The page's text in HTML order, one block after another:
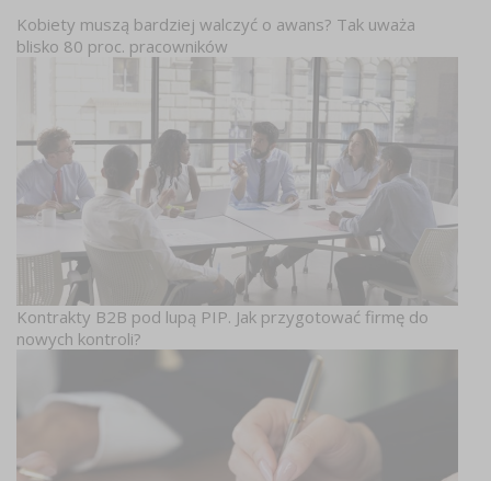
Kobiety muszą bardziej walczyć o awans? Tak uważa
blisko 80 proc. pracowników
Kontrakty B2B pod lupą PIP. Jak przygotować firmę do
nowych kontroli?